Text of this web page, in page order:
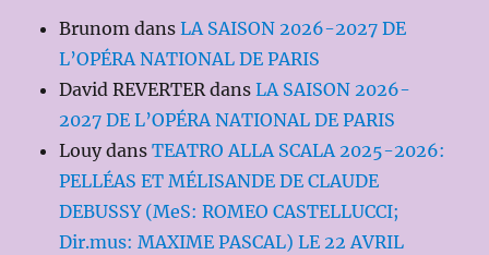
Brunom dansLA SAISON 2026-2027 DE
L’OPÉRA NATIONAL DE PARIS
David REVERTERdansLA SAISON 2026-
2027 DE L’OPÉRA NATIONAL DE PARIS
LouydansTEATRO ALLA SCALA 2025-2026:
PELLÉAS ET MÉLISANDE DE CLAUDE
DEBUSSY (MeS: ROMEO CASTELLUCCI;
Dir.mus: MAXIME PASCAL) LE 22 AVRIL